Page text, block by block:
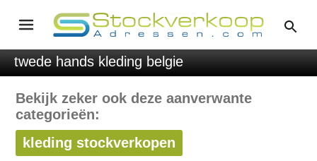
twede hands kleding belgie
Bekijk zeker ook deze aanverwante
categorieën:
kleding stockverkopen